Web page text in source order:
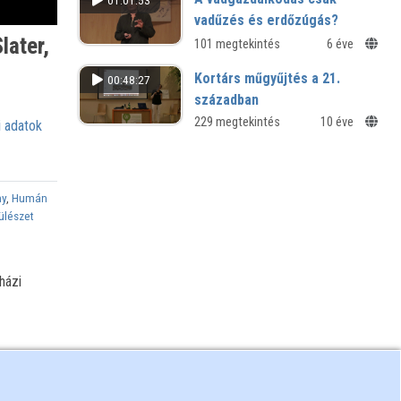
adatok
,Humán
vadűzés és erdőzúgás?
101 megtekintés 6 éve
00:48:27
Kortárs műgyűjtés a 21.
században
Kultúrjam(ming) workshop - NymE
229 megtekintés 10 éve